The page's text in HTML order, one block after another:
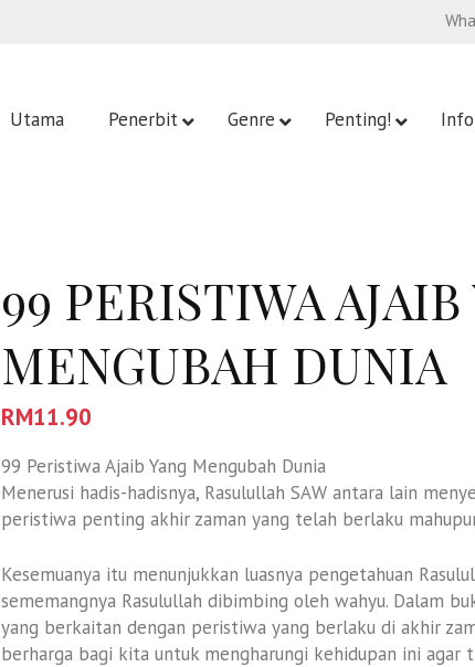
Utama Penerbit Genre Penting!
99 PERISTIWA AJAIB
MENGUBAH DUNIA
RM11.90
99 Peristiwa Ajaib Yang Mengubah Dunia
Menerusi hadis-hadisnya, Rasulullah SAW antara lain
peristiwa penting akhir zaman yang telah berlaku
Kesemuanya itu menunjukkan luasnya pengetahuan
sememangnya Rasulullah dibimbing oleh wahyu. Dalam
yang berkaitan dengan peristiwa yang berlaku di akhir
berharga bagi kita untuk mengharungi kehidupan ini agar